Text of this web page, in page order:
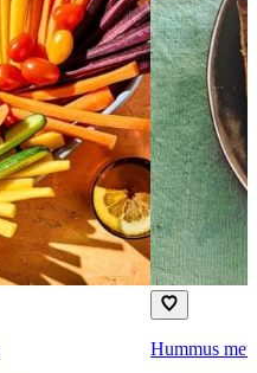
Hummus